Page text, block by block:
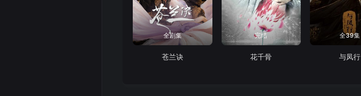
全剧集
苍兰诀
完结
花千骨
全39集
与凤行